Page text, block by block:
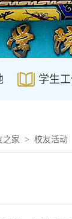
学生
之家 > 校友活动